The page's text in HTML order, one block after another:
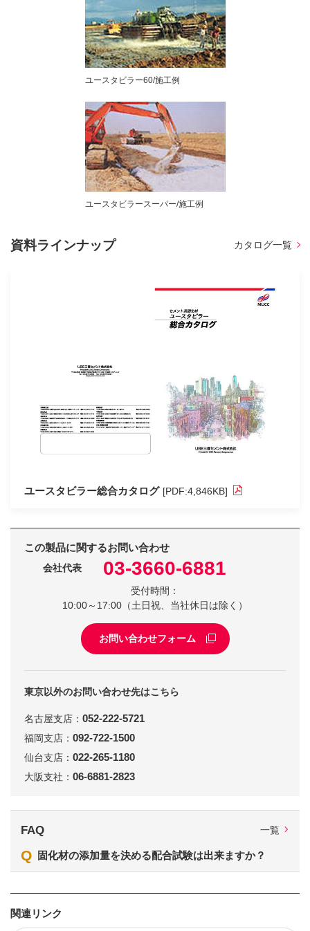
ユースタビラー60/施工例
ユースタビラースーパー/施工例
資料ラインナップ カタログ一覧
ユースタビラー総合カタログ [PDF:4,846KB]
この製品に関するお問い合わせ
会社代表 03-3660-6881
受付時間：
10:00～17:00（土日祝、当社休日は除く）
お問い合わせフォーム
東京以外のお問い合わせ先はこちら
名古屋支店： 052-222-5721
福岡支店： 092-722-1500
仙台支店： 022-265-1180
大阪支社： 06-6881-2823
FAQ 一覧
Q 固化材の添加量を決める配合試験は出来ますか？
関連リンク